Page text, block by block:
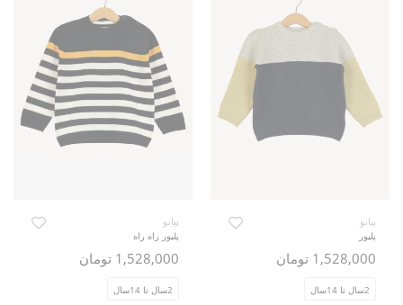
پیانو
پلیور
1,528,000 تومان
2سال تا 14سال
پیانو
پلیور راه راه
1,528,000 تومان
2سال تا 14سال